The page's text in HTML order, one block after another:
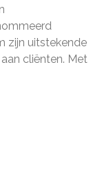
zijn uitstekende
cliënten. Met